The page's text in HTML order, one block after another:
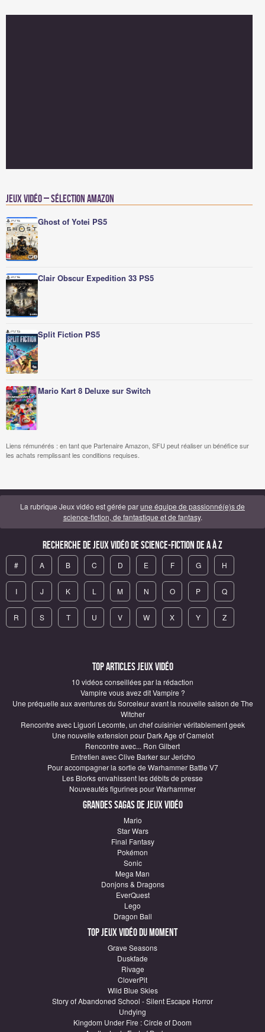
Jeux vidéo – Sélection Amazon
Ghost of Yotei PS5
Clair Obscur Expedition 33 PS5
Split Fiction PS5
Mario Kart 8 Deluxe sur Switch
Liens rémunérés : en tant que Partenaire Amazon, SFU peut réaliser un bénéfice sur
les achats remplissant les conditions requises.
La rubrique Jeux vidéo est gérée parune équipe de passionné(e)s de
science-fiction, de fantastique et de fantasy.
Recherche de Jeux vidéo de science-fiction de A à Z
# A B C D E F G H
I J K L M N O P Q
R S T U V W X Y Z
Top articles Jeux vidéo
10 vidéos conseillées par la rédaction
Vampire vous avez dit Vampire ?
Une préquelle aux aventures du Sorceleur avant la nouvelle saison de The
Witcher
Rencontre avec Liguori Lecomte, un chef cuisinier véritablement geek
Une nouvelle extension pour Dark Age of Camelot
Rencontre avec... Ron Gilbert
Entretien avec Clive Barker sur Jericho
Pour accompagner la sortie de Warhammer Battle V7
Les Blorks envahissent les débits de presse
Nouveautés figurines pour Warhammer
Grandes sagas de Jeux vidéo
Mario
Star Wars
Final Fantasy
Pokémon
Sonic
Mega Man
Donjons & Dragons
EverQuest
Lego
Dragon Ball
Top Jeux vidéo du moment
Grave Seasons
Duskfade
Rivage
CloverPit
Wild Blue Skies
Story of Abandoned School - Silent Escape Horror
Undying
Kingdom Under Fire : Circle of Doom